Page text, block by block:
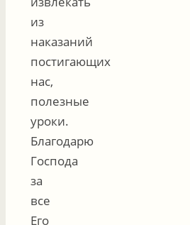
из
наказаний
постигающих
нас,
полезные
уроки.
Благодарю
Господа
за
все
Его